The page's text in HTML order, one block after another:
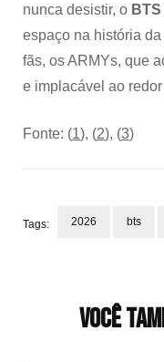
nunca desistir, o BTS
espaço na história
fãs, os ARMYs, que
e implacável ao
Fonte: (1), (2), (3)
Tags: 2026 bts
Você